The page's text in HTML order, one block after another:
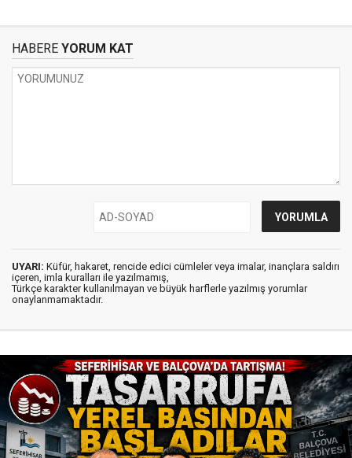
HABERE YORUM KAT
UYARI: Küfür, hakaret, rencide edici cümleler veya imalar, inançlara saldırı
içeren, imla kuralları ile yazılmamış,
Türkçe karakter kullanılmayan ve büyük harflerle yazılmış yorumlar
onaylanmamaktadır.